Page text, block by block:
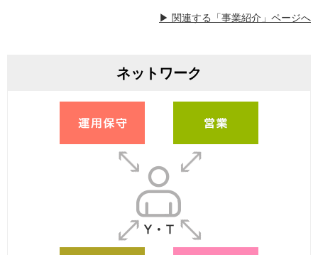
▶ 関連する「事業紹介」ページへ
ネットワーク